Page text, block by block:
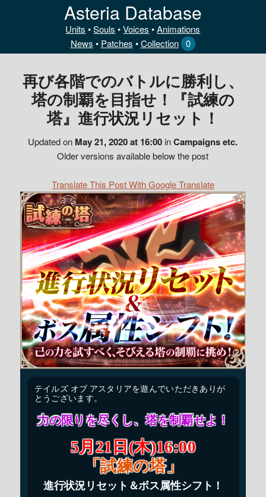
Asteria Database
Units •Souls •Voices •Animations
News • Patches •Collection 0
再び各階でのバトルに勝利し、
塔の制覇を目指せ！『試練の
塔』進行状況リセット！
Updated on May 21, 2020 at 16:00 inCampaigns etc.
Older versions available below the post
Translate This Post With Google Translate